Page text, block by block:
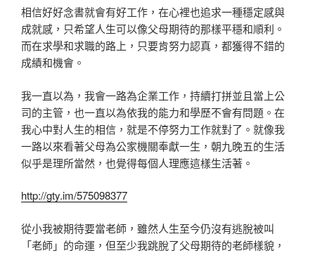
相信好好念書就會有好工作，在心裡也追求一種穩定感與
成就感，只希望人生可以像父母期待的那樣平穩和順利。
而在求學和求職的路上，只要肯努力認真，都獲得不錯的
成績和機會。
我一直以為，我會一路為企業工作，持續打拼並且當上公
司的主管，也一直以為依我的能力和學歷不會有問題。在
我心中對人生的相信，就是不停努力工作就對了。就像我
一路以來看著父母為公家機關奉獻一生，朝九晚五的生活
似乎是理所當然，也覺得每個人理應這樣生活著。
http://gty.im/575098377
從小我被期待要當老師，雖然人生至今仍沒有逃脫被叫
「老師」的命運，但至少我跳脫了父母期待的老師樣貌，